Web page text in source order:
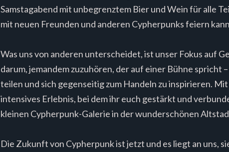
Samstagabend mit unbegrenztem Bier und Wein für alle
mit neuen Freunden und anderen Cypherpunks feiern
Was uns von anderen unterscheidet, ist unser Fokus auf
darum, jemandem zuzuhören, der auf einer Bühne spricht
teilen und sich gegenseitig zum Handeln zu inspirieren.
intensives Erlebnis, bei dem ihr euch gestärkt und
kleinen Cypherpunk-Galerie in der wunderschönen
Die Zukunft von Cypherpunk ist jetzt und es liegt an uns,